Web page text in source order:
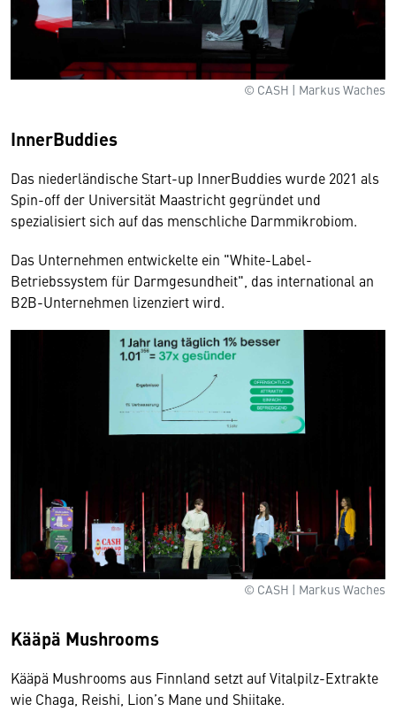
© CASH | Markus Waches
InnerBuddies
Das niederländische Start-up InnerBuddies wurde 2021 als
Spin-off der Universität Maastricht gegründet und
spezialisiert sich auf das menschliche Darmmikrobiom.
Das Unternehmen entwickelte ein "White-Label-
Betriebssystem für Darmgesundheit", das international an
B2B-Unternehmen lizenziert wird.
© CASH | Markus Waches
Kääpä Mushrooms
Kääpä Mushrooms aus Finnland setzt auf Vitalpilz-Extrakte
wie Chaga, Reishi, Lion’s Mane und Shiitake.